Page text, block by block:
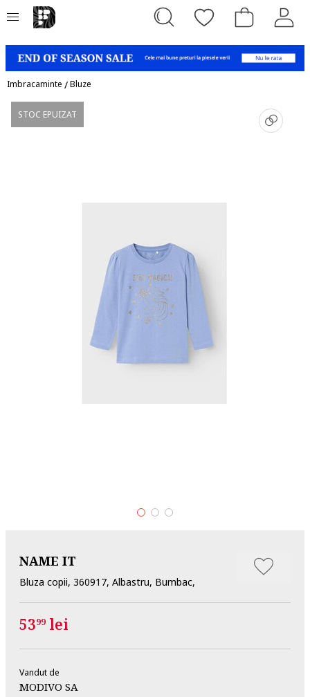
Imbracaminte /Bluze
STOC EPUIZAT
NAME IT
Bluza copii, 360917, Albastru, Bumbac,
5399 lei
Vandut de
MODIVO SA